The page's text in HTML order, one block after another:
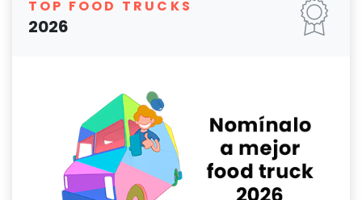
TOP FOOD TRUCKS
2026